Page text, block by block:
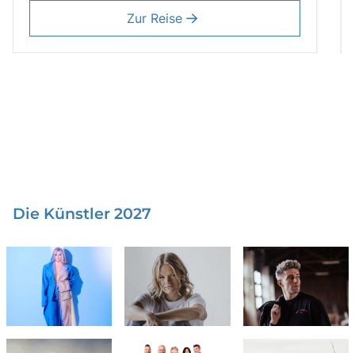
Zur Reise
Die Künstler 2027